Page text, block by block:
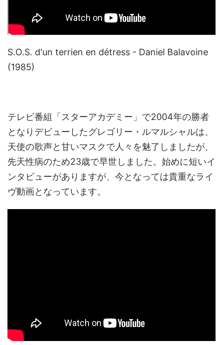
S.O.S. d'un terrien en détress - Daniel Balavoine
(1985)
テレビ番組「スターアカデミー」で2004年の勝者
となりデビューしたグレゴリー・ルマルシャルは、
天使の歌声と甘いマスクで人々を魅了しましたが、
先天性病のため23歳で早世しました。始めに短いイ
ンタビューがありますが、今となっては貴重なライ
ヴ動画となっています。